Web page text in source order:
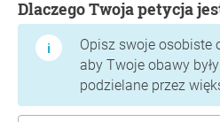
Dlaczego Twoja petycja
Opisz swoje osobiste
aby Twoje obawy
podzielane przez